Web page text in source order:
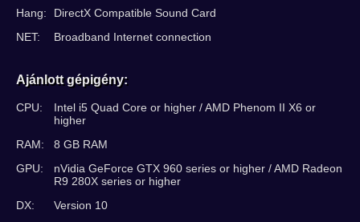
Hang:
DirectX Compatible Sound Card
NET:
Broadband Internet connection
Ajánlott gépigény:
CPU:
Intel i5 Quad Core or higher / AMD Phenom II X6 or
higher
RAM:
8 GB RAM
GPU:
nVidia GeForce GTX 960 series or higher / AMD Radeon
R9 280X series or higher
DX:
Version 10